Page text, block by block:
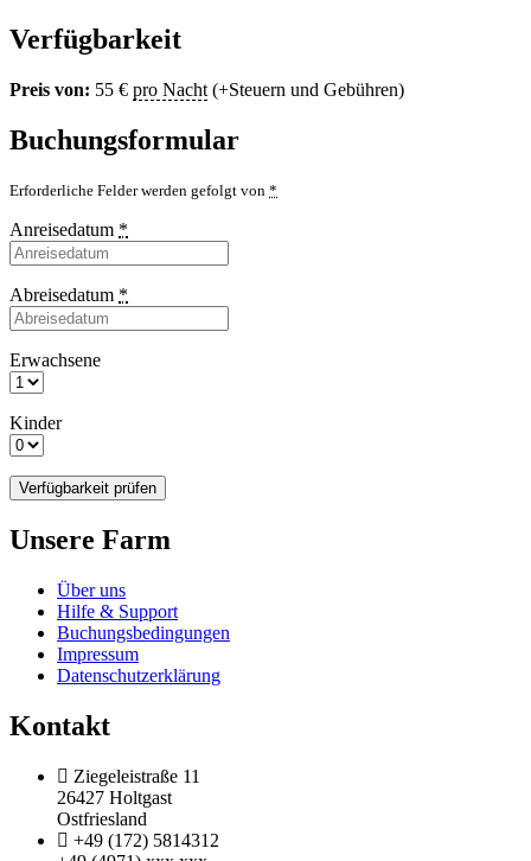
Verfügbarkeit
Preis von: 55 € pro Nacht (+Steuern und Gebühren)
Buchungsformular
Erforderliche Felder werden gefolgt von *
Anreisedatum *
Abreisedatum *
Erwachsene
Kinder
Unsere Farm
Über uns
Hilfe & Support
Buchungsbedingungen
Impressum
Datenschutzerklärung
Kontakt
Ziegeleistraße 11
26427 Holtgast
Ostfriesland
+49 (172) 5814312